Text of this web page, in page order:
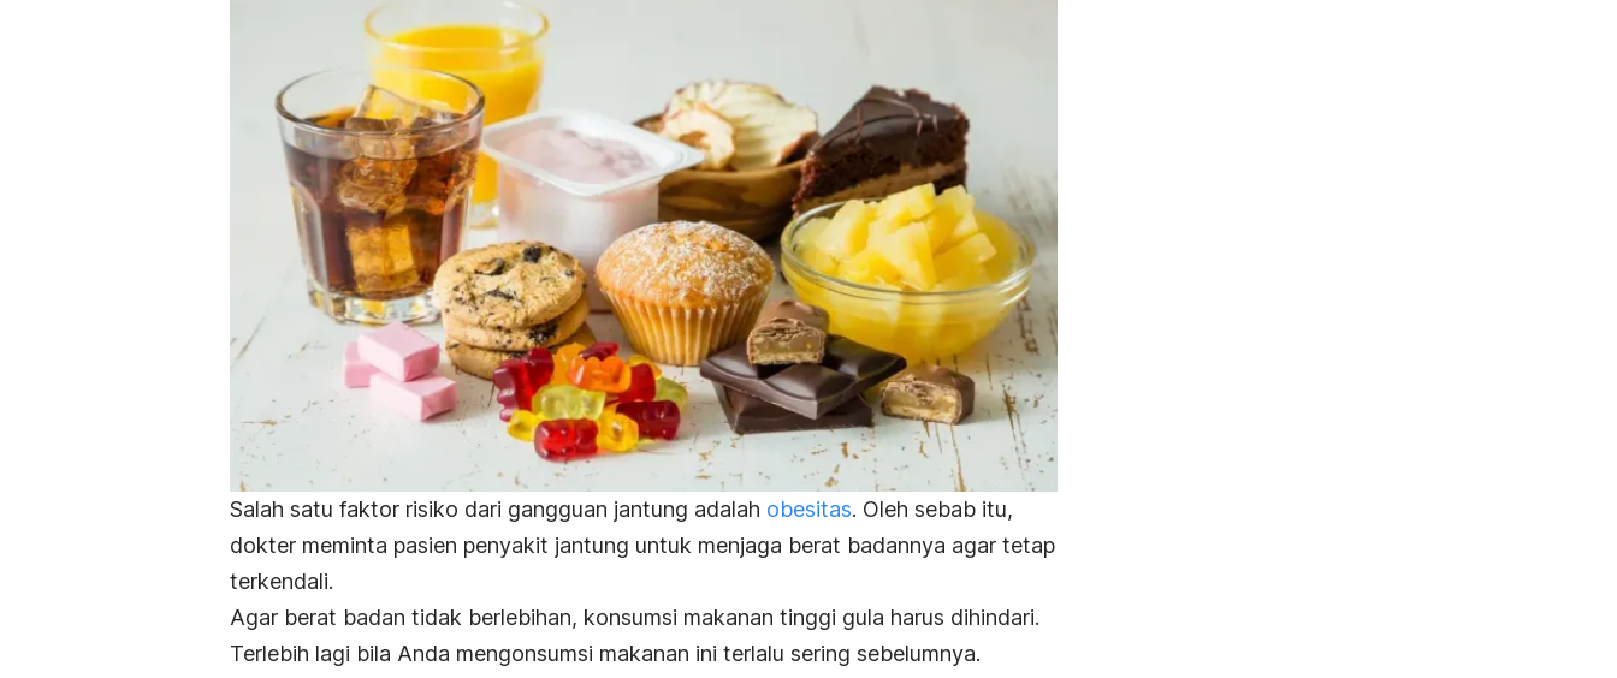
Salah satu faktor risiko dari gangguan jantung adalah obesitas. Oleh sebab itu,
dokter meminta pasien penyakit jantung untuk menjaga berat badannya agar tetap
terkendali.
Agar berat badan tidak berlebihan, konsumsi makanan tinggi gula harus dihindari.
Terlebih lagi bila Anda mengonsumsi makanan ini terlalu sering sebelumnya.